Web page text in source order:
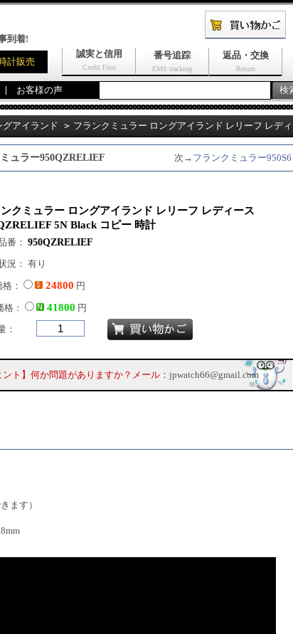
到着!
計販売
誠実と信用
Credit First
番号追踪
EMS tracking
返品・交換
Return
お客様の声
グアイランド > フランクミュラー ロングアイランド レリーフ レディ
ュラー950QZRELIEF 次→ フランクミュラー950S6
クミュラー ロングアイランド レリーフ レディース
5N Black コピー 時計
番： 950QZRELIEF
況： 有り
： 24800 円
格： 41800 円
：
ント】何か問題がありますか？メール： jpwatch66@gmail.com
ます）